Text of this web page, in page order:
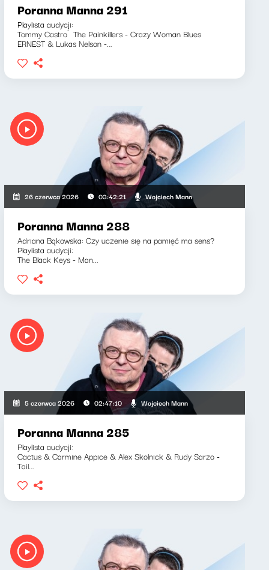
Poranna Manna 291
Playlista audycji:
Tommy Castro`The Painkillers - Crazy Woman Blues
ERNEST & Lukas Nelson -...
26 czerwca 2026 03:42:21 Wojciech Mann
Poranna Manna 288
Adriana Bąkowska: Czy uczenie się na pamięć ma sens?
Playlista audycji:
The Black Keys - Man...
5 czerwca 2026 02:47:10 Wojciech Mann
Poranna Manna 285
Playlista audycji:
Cactus & Carmine Appice & Alex Skolnick & Rudy Sarzo -
Tail...